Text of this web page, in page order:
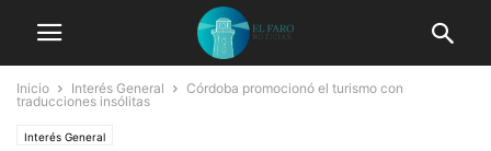
Inicio Interés General
Córdoba promocionó el turismo con
traducciones insólitas
Interés General